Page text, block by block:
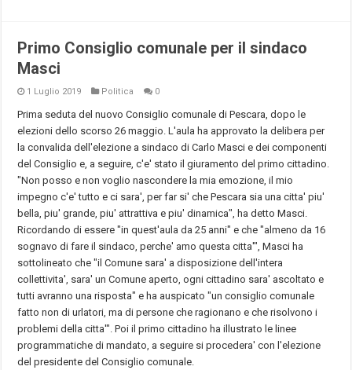
Primo Consiglio comunale per il sindaco
Masci
1 Luglio 2019 Politica 0
Prima seduta del nuovo Consiglio comunale di Pescara, dopo le
elezioni dello scorso 26 maggio. L'aula ha approvato la delibera per
la convalida dell'elezione a sindaco di Carlo Masci e dei componenti
del Consiglio e, a seguire, c'e' stato il giuramento del primo cittadino.
"Non posso e non voglio nascondere la mia emozione, il mio
impegno c'e' tutto e ci sara', per far si' che Pescara sia una citta' piu'
bella, piu' grande, piu' attrattiva e piu' dinamica", ha detto Masci.
Ricordando di essere "in quest'aula da 25 anni" e che "almeno da 16
sognavo di fare il sindaco, perche' amo questa citta'", Masci ha
sottolineato che "il Comune sara' a disposizione dell'intera
collettivita', sara' un Comune aperto, ogni cittadino sara' ascoltato e
tutti avranno una risposta" e ha auspicato "un consiglio comunale
fatto non di urlatori, ma di persone che ragionano e che risolvono i
problemi della citta'". Poi il primo cittadino ha illustrato le linee
programmatiche di mandato, a seguire si procedera' con l'elezione
del presidente del Consiglio comunale.